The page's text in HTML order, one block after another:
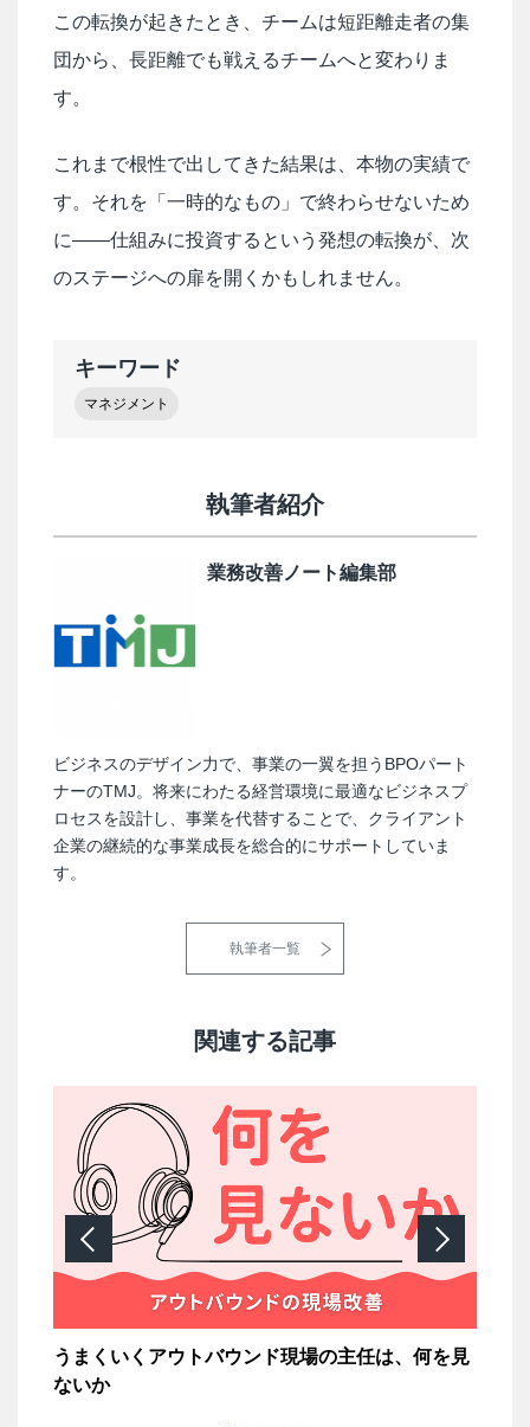
この転換が起きたとき、チームは短距離走者の集
団から、長距離でも戦えるチームへと変わりま
す。
これまで根性で出してきた結果は、本物の実績で
す。それを「一時的なもの」で終わらせないため
に——仕組みに投資するという発想の転換が、次
のステージへの扉を開くかもしれません。
キーワード
マネジメント
執筆者紹介
業務改善ノート編集部
ビジネスのデザイン力で、事業の一翼を担うBPOパート
ナーのTMJ。将来にわたる経営環境に最適なビジネスプ
ロセスを設計し、事業を代替することで、クライアント
企業の継続的な事業成長を総合的にサポートしていま
す。
執筆者一覧
関連する記事
うまくいくアウトバウンド現場の主任は、何を見
ないか